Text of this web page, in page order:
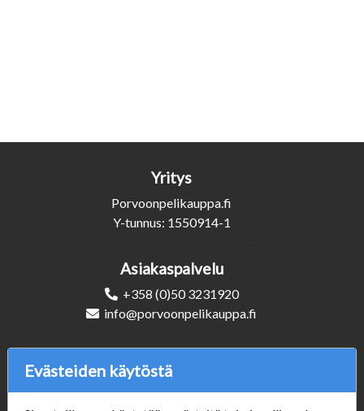
Yritys
Porvoonpelikauppa.fi
Y-tunnus: 1550914-1
Asiakaspalvelu
+358 (0)50 3231920
info@porvoonpelikauppa.fi
Evästeiden käytöstä